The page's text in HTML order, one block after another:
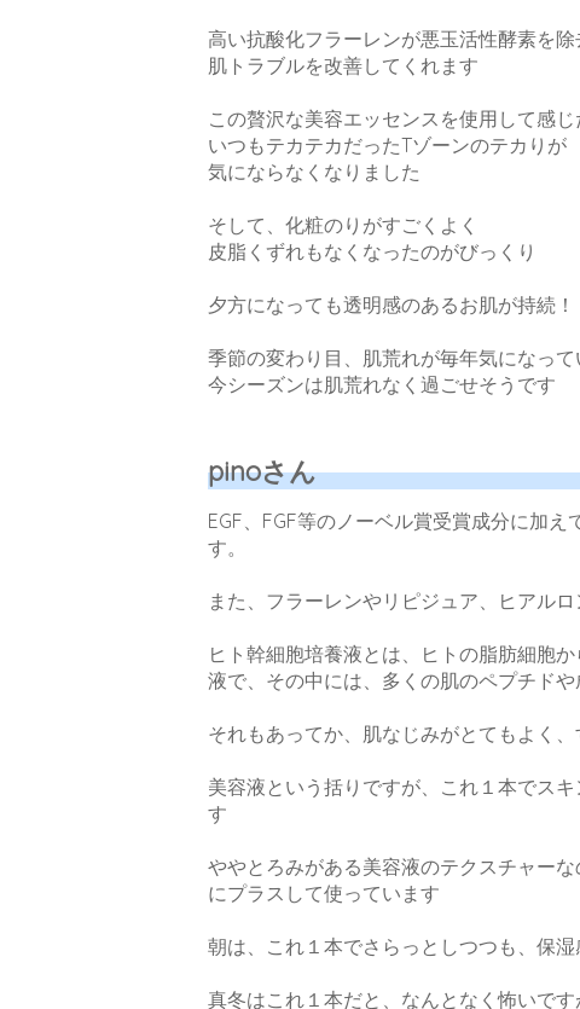
高い抗酸化フラーレンが悪玉活性酵素を除
肌トラブルを改善してくれます
この贅沢な美容エッセンスを使用して感じ
いつもテカテカだったTゾーンのテカりが
気にならなくなりました
そして、化粧のりがすごくよく
皮脂くずれもなくなったのがびっくり
夕方になっても透明感のあるお肌が持続！
季節の変わり目、肌荒れが毎年気になっ
今シーズンは肌荒れなく過ごせそうです
pinoさん
EGF、FGF等のノーベル賞受賞成分に加
す。
また、フラーレンやリピジュア、ヒアル
ヒト幹細胞培養液とは、ヒトの脂肪細胞
液で、その中には、多くの肌のペプチドや
それもあってか、肌なじみがとてもよく、
美容液という括りですが、これ１本でス
す
ややとろみがある美容液のテクスチャー
にプラスして使っています
朝は、これ１本でさらっとしつつも、保
真冬はこれ１本だと、なんとなく怖いで